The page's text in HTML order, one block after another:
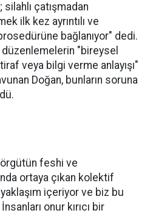
çatışmadan
ilk kez ayrıntılı ve
bağlanıyor" dedi.
düzenlemelerin "bireysel
veya bilgi verme anlayışı"
Doğan, bunların soruna
feshi ve
ortaya çıkan kolektif
içeriyor ve biz bu
onur kırıcı bir